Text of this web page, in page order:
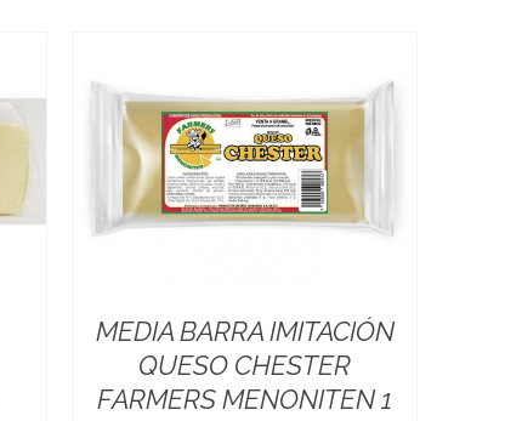
MEDIA BARRA IMITACIÓN
QUESO CHESTER
FARMERS MENONITEN 1